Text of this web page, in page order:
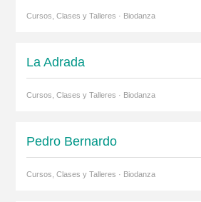
Cursos, Clases y Talleres · Biodanza
La Adrada
Cursos, Clases y Talleres · Biodanza
Pedro Bernardo
Cursos, Clases y Talleres · Biodanza